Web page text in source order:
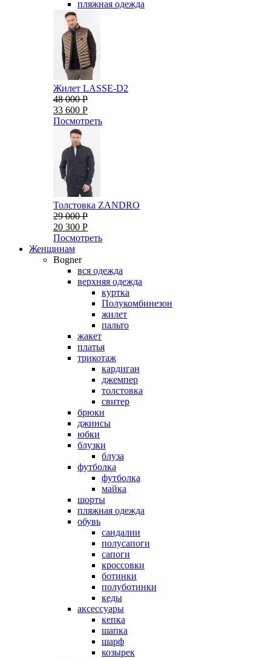
пляжная одежда
Жилет LASSE-D2
48 000 Р
33 600 Р
Посмотреть
Толстовка ZANDRO
29 000 Р
20 300 Р
Посмотреть
Женщинам
Bogner
вся одежда
верхняя одежда
куртка
Полукомбинезон
жилет
пальто
жакет
платья
трикотаж
кардиган
джемпер
толстовка
свитер
брюки
джинсы
юбки
блузки
блуза
футболка
футболка
майка
шорты
пляжная одежда
oбувь
сандалии
полусапоги
сапоги
кроссовки
ботинки
полуботинки
кеды
аксессуары
кепка
шапка
шарф
козырек